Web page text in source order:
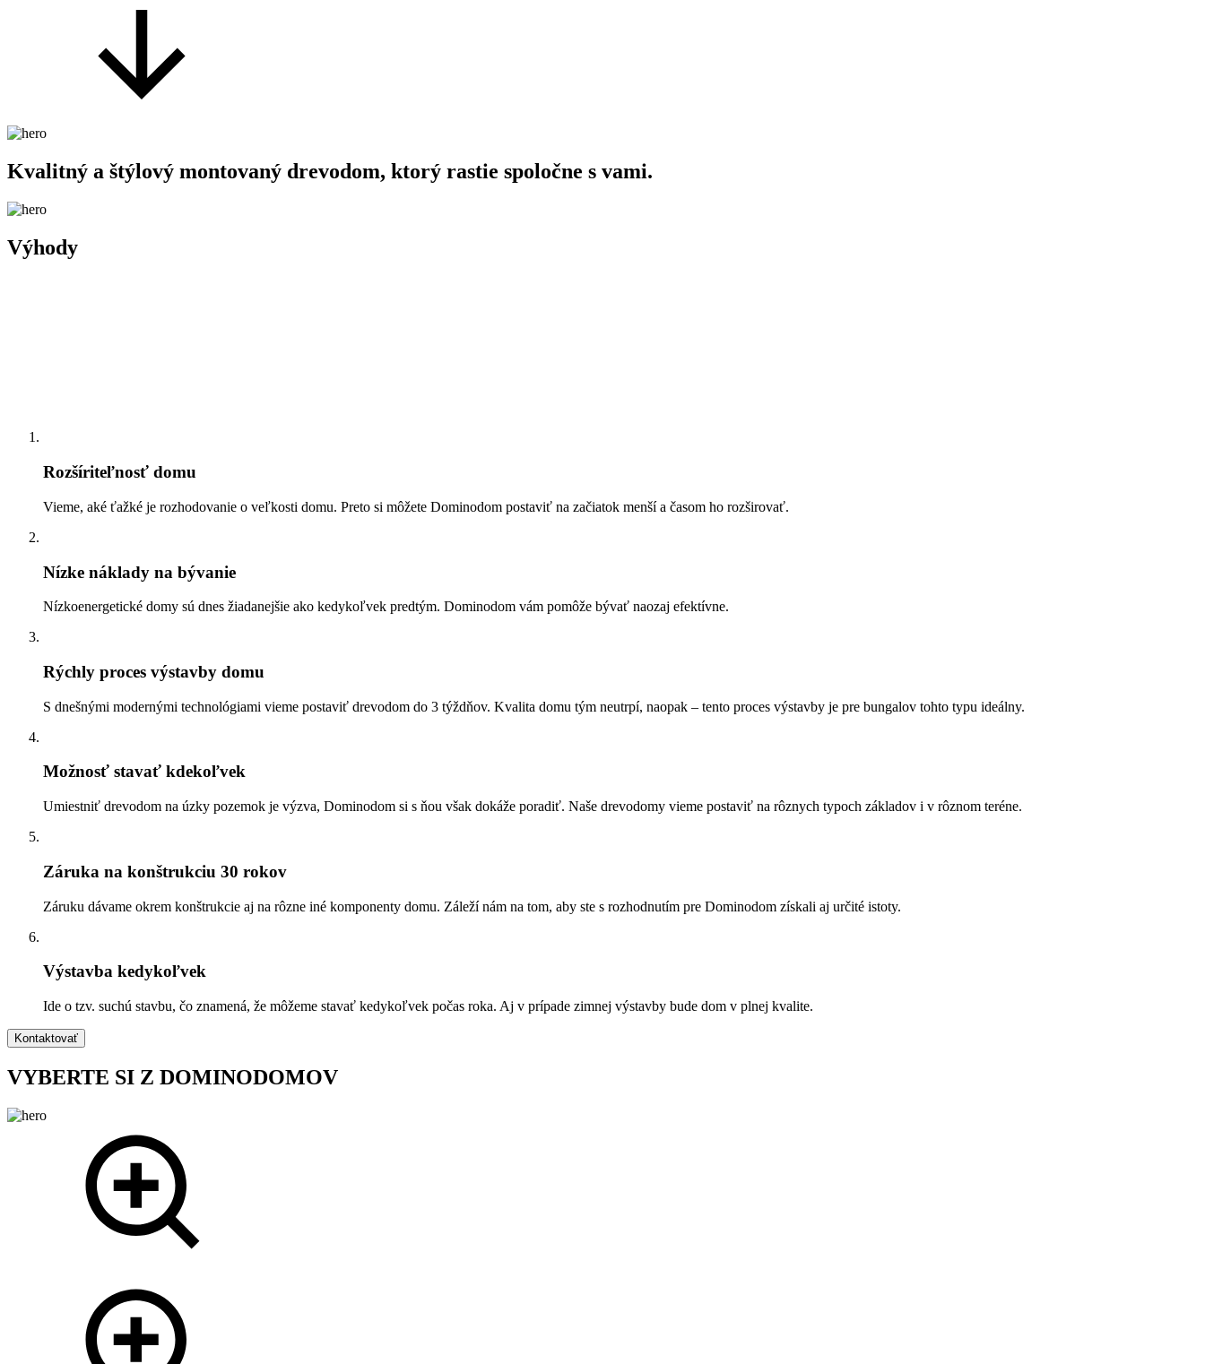
Kvalitný a štýlový montovaný drevodom, ktorý rastie spoločne s vami.
Výhody
Rozšíriteľnosť domu
Vieme, aké ťažké je rozhodovanie o veľkosti domu. Preto si môžete Dominodom postaviť na začiatok menší a časom ho rozširovať.
Nízke náklady na bývanie
Nízkoenergetické domy sú dnes žiadanejšie ako kedykoľvek predtým. Dominodom vám pomôže bývať naozaj efektívne.
Rýchly proces výstavby domu
S dnešnými modernými technológiami vieme postaviť drevodom do 3 týždňov. Kvalita domu tým neutrpí, naopak – tento proces výstavby je pre bungalov tohto typu ideálny.
Možnosť stavať kdekoľvek
Umiestniť drevodom na úzky pozemok je výzva, Dominodom si s ňou však dokáže poradiť. Naše drevodomy vieme postaviť na rôznych typoch základov i v rôznom teréne.
Záruka na konštrukciu 30 rokov
Záruku dávame okrem konštrukcie aj na rôzne iné komponenty domu. Záleží nám na tom, aby ste s rozhodnutím pre Dominodom získali aj určité istoty.
Výstavba kedykoľvek
Ide o tzv. suchú stavbu, čo znamená, že môžeme stavať kedykoľvek počas roka. Aj v prípade zimnej výstavby bude dom v plnej kvalite.
Kontaktovať
VYBERTE SI Z DOMINODOMOV